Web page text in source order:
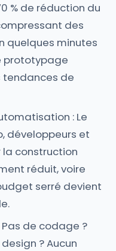
% de réduction du
des
quelques minutes
prototypage
tendances de
: Le
développeurs et
construction
réduit, voire
serré devient
de codage ?
? Aucun